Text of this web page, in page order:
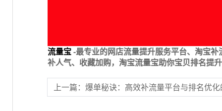
流量宝-最专业的网店流量提升服务平台、淘宝
补人气、收藏加购，淘宝流量宝助你宝贝排名提
上一篇：爆单秘诀：高效补流量平台与排名优